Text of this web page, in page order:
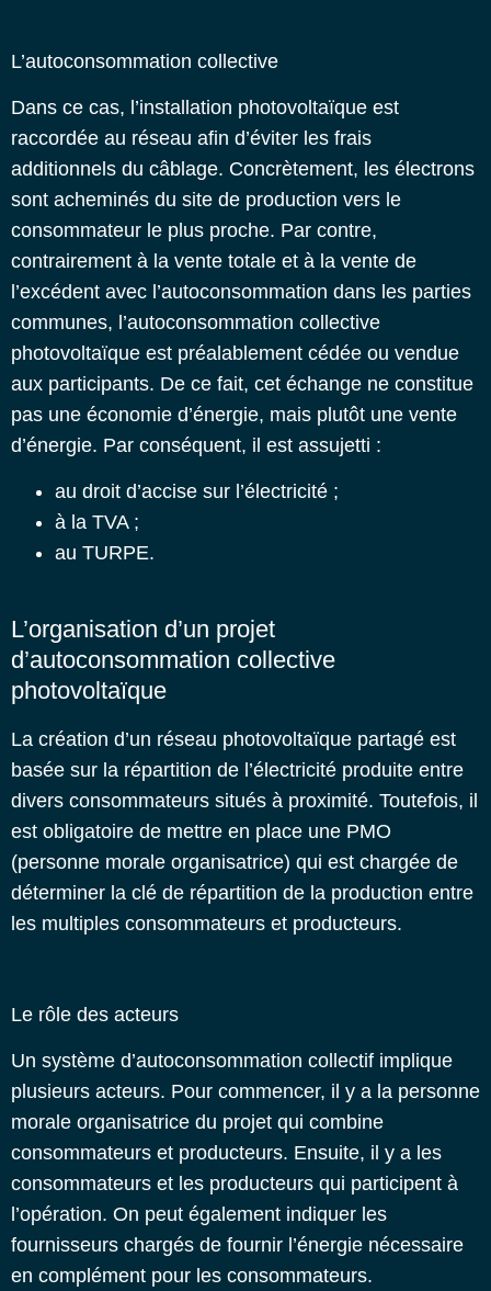
L’autoconsommation collective
Dans ce cas, l’installation photovoltaïque est
raccordée au réseau afin d’éviter les frais
additionnels du câblage. Concrètement, les électrons
sont acheminés du site de production vers le
consommateur le plus proche. Par contre,
contrairement à la vente totale et à la vente de
l’excédent avec l’autoconsommation dans les parties
communes, l’autoconsommation collective
photovoltaïque est préalablement cédée ou vendue
aux participants. De ce fait, cet échange ne constitue
pas une économie d’énergie, mais plutôt une vente
d’énergie. Par conséquent, il est assujetti :
au droit d’accise sur l’électricité ;
à la TVA ;
au TURPE.
L’organisation d’un projet
d’autoconsommation collective
photovoltaïque
La création d’un réseau photovoltaïque partagé est
basée sur la répartition de l’électricité produite entre
divers consommateurs situés à proximité. Toutefois, il
est obligatoire de mettre en place une PMO
(personne morale organisatrice) qui est chargée de
déterminer la clé de répartition de la production entre
les multiples consommateurs et producteurs.
Le rôle des acteurs
Un système d’autoconsommation collectif implique
plusieurs acteurs. Pour commencer, il y a la personne
morale organisatrice du projet qui combine
consommateurs et producteurs. Ensuite, il y a les
consommateurs et les producteurs qui participent à
l’opération. On peut également indiquer les
fournisseurs chargés de fournir l’énergie nécessaire
en complément pour les consommateurs.